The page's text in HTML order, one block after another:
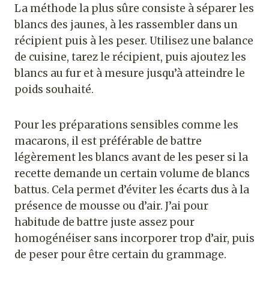
La méthode la plus sûre consiste à séparer les
blancs des jaunes, à les rassembler dans un
récipient puis à les peser. Utilisez une balance
de cuisine, tarez le récipient, puis ajoutez les
blancs au fur et à mesure jusqu’à atteindre le
poids souhaité.
Pour les préparations sensibles comme les
macarons, il est préférable de battre
légèrement les blancs avant de les peser si la
recette demande un certain volume de blancs
battus. Cela permet d’éviter les écarts dus à la
présence de mousse ou d’air. J’ai pour
habitude de battre juste assez pour
homogénéiser sans incorporer trop d’air, puis
de peser pour être certain du grammage.